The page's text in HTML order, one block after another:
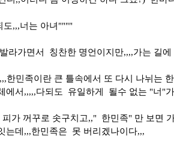
,,,너는 아녀""""
라가면서 칭찬한 명언이지만,,,,가는 길
한민족이란 큰 틀속에서 또 다시 나뉘는
에서,,,,,다되도 유일하게 될수 없는 "너
가 꺼꾸로 솟구치고,," 한민족" 만 보면
는데,,,한민족은 못 버리겠나이다,,,